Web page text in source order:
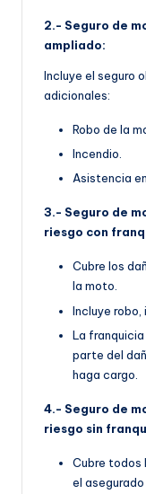
2.- Seguro de
ampliado:
Incluye el seguro
adicionales:
Robo de la
Incendio.
Asistencia
3.- Seguro de
riesgo con
Cubre los
la moto.
Incluye
La
parte del
haga cargo.
4.- Seguro de
riesgo sin
Cubre todos
el